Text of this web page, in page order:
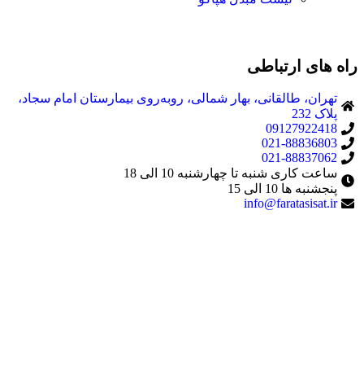
راه های ارتباطی
تهران، طالقانی، بهار شمالی، روبه‌روی بیمارستان امام سجاد،
پلاک 232
09127922418
021-88836803
021-88837062
ساعت کاری شنبه تا چهارشنبه 10 الی 18
پنجشنبه ها 10 الی 15
info@faratasisat.ir